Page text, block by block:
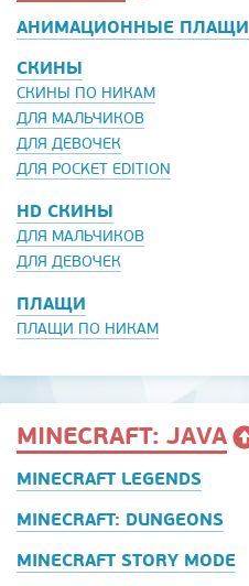
АНИМАЦИОННЫЕ ПЛАЩИ
СКИНЫ
СКИНЫ ПО НИКАМ
ДЛЯ МАЛЬЧИКОВ
ДЛЯ ДЕВОЧЕК
ДЛЯ POCKET EDITION
HD СКИНЫ
ДЛЯ МАЛЬЧИКОВ
ДЛЯ ДЕВОЧЕК
ПЛАЩИ
ПЛАЩИ ПО НИКАМ
MINECRAFT: JAVA
MINECRAFT LEGENDS
MINECRAFT: DUNGEONS
MINECRAFT STORY MODE